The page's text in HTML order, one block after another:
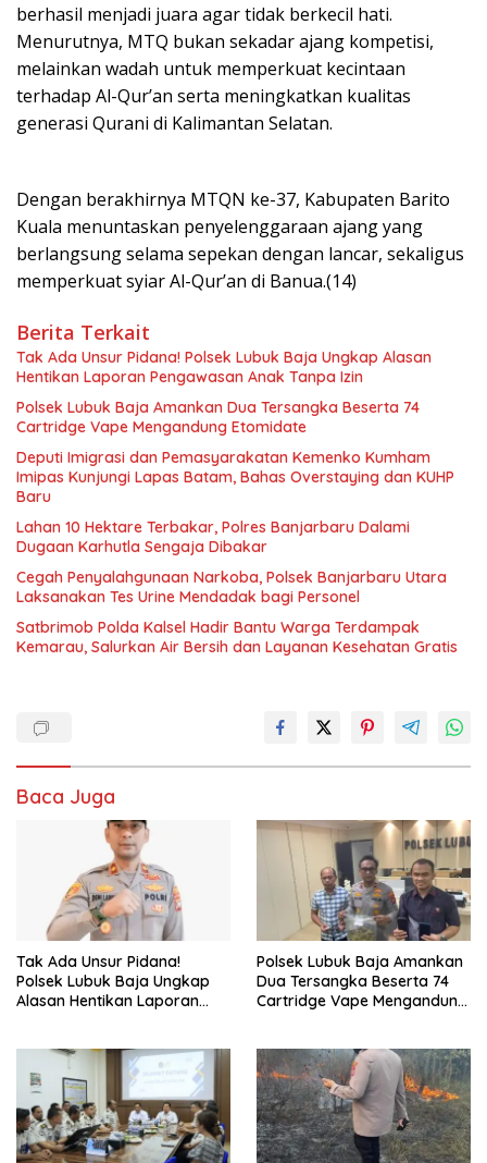
berhasil menjadi juara agar tidak berkecil hati.
Menurutnya, MTQ bukan sekadar ajang kompetisi,
melainkan wadah untuk memperkuat kecintaan
terhadap Al-Qur’an serta meningkatkan kualitas
generasi Qurani di Kalimantan Selatan.
Dengan berakhirnya MTQN ke-37, Kabupaten Barito
Kuala menuntaskan penyelenggaraan ajang yang
berlangsung selama sepekan dengan lancar, sekaligus
memperkuat syiar Al-Qur’an di Banua.(14)
Berita Terkait
Tak Ada Unsur Pidana! Polsek Lubuk Baja Ungkap Alasan
Hentikan Laporan Pengawasan Anak Tanpa Izin
Polsek Lubuk Baja Amankan Dua Tersangka Beserta 74
Cartridge Vape Mengandung Etomidate
Deputi Imigrasi dan Pemasyarakatan Kemenko Kumham
Imipas Kunjungi Lapas Batam, Bahas Overstaying dan KUHP
Baru
Lahan 10 Hektare Terbakar, Polres Banjarbaru Dalami
Dugaan Karhutla Sengaja Dibakar
Cegah Penyalahgunaan Narkoba, Polsek Banjarbaru Utara
Laksanakan Tes Urine Mendadak bagi Personel
Satbrimob Polda Kalsel Hadir Bantu Warga Terdampak
Kemarau, Salurkan Air Bersih dan Layanan Kesehatan Gratis
Baca Juga
Tak Ada Unsur Pidana!
Polsek Lubuk Baja Ungkap
Alasan Hentikan Laporan
Polsek Lubuk Baja Amankan
Dua Tersangka Beserta 74
Cartridge Vape Mengandung